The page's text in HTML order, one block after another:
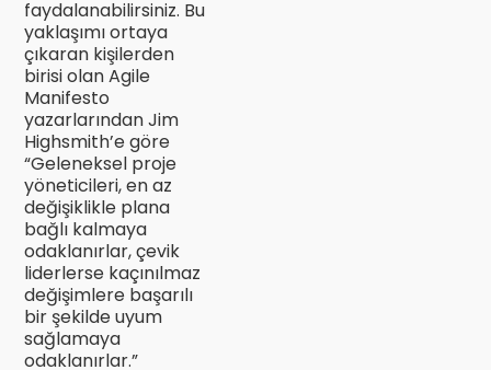
faydalanabilirsiniz. Bu
yaklaşımı ortaya
çıkaran kişilerden
birisi olan Agile
Manifesto
yazarlarından Jim
Highsmith’e göre
“Geleneksel proje
yöneticileri, en az
değişiklikle plana
bağlı kalmaya
odaklanırlar, çevik
liderlerse kaçınılmaz
değişimlere başarılı
bir şekilde uyum
sağlamaya
odaklanırlar.”